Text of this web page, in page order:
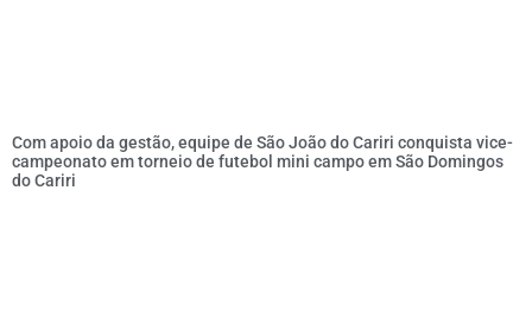
Com apoio da gestão, equipe de São João do Cariri conquista vice-
campeonato em torneio de futebol mini campo em São Domingos
do Cariri